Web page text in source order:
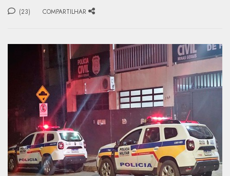
(23) COMPARTILHAR